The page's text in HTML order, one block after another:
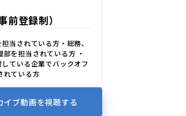
前登録制）
当されている方・総務、
部を担当されている方 ・
ている企業でバックオフ
れている方
イブ動画を視聴する